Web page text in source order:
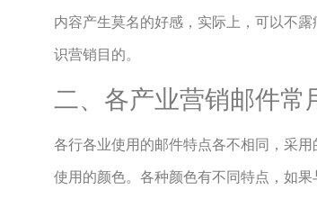
内容产生莫名的好感，实际上，可以不
识营销目的。
二、各产业营销邮件常
各行各业使用的邮件特点各不相同，采
使用的颜色。各种颜色有不同特点，如